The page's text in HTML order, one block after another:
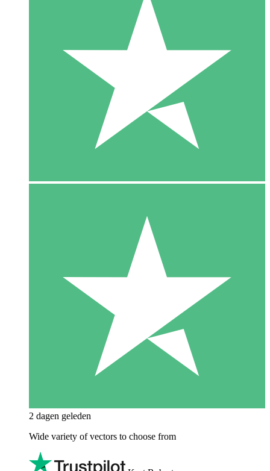
2 dagen geleden
Wide variety of vectors to choose from